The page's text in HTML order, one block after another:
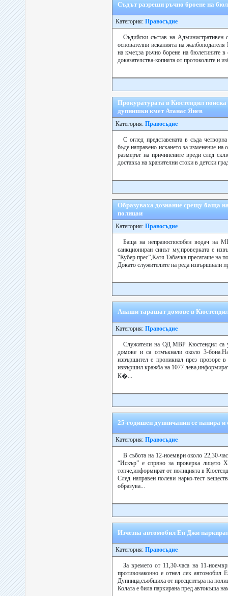
Съдът разреши ръчно броене на
Категория: Правосъдие
Съдийски състав на Административен
основателни исканията на
на кмет,за ръчно борене на бюлетините
доказателства-копията от протоколите и
Прокуратурата в Кюстендил
дупнишки кмет Атанас Янев
Категория: Правосъдие
С оглед представената в съда
бъде направено искането за изменение
размерът на причинените вреди след
доставка на хранителни стоки в детски
Образуваха дознание срещу баща
полицаи
Категория: Правосъдие
Баща на неправоспособен водач на
санкциониран синът му,проверката е
“Кубер прес”,Катя Табачка пресаташе на
Докато служителите на реда извършвали
Апаши тарашат домове в
Категория: Правосъдие
Служители на ОД МВР Кюстендил са
домове и са отмъкнали около 3-
извършител е проникнал през
извършил кражба на 1077
К�...
25-годишен дупничанин се панира и
Категория: Правосъдие
В събота на 12-ноември около 22,30-
“Искър” е спряно за проверка лицето
топче,информират от полицията в
След направен полеви нарко-тест
образува...
Изчезна автомобил Ен Джи
Категория: Правосъдие
За времето от 11,30-часа на 11-
противозаконно е отнел лек
Дупница,съобщиха от пресцентъра на
Колата е била паркирана пред автокъща